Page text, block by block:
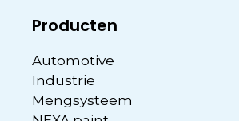
Producten
Automotive
Industrie
Mengsysteem